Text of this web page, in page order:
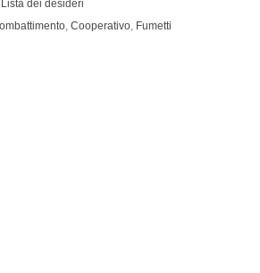
dei desideri
, Cooperativo, Fumetti